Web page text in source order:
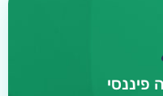
פיננסי